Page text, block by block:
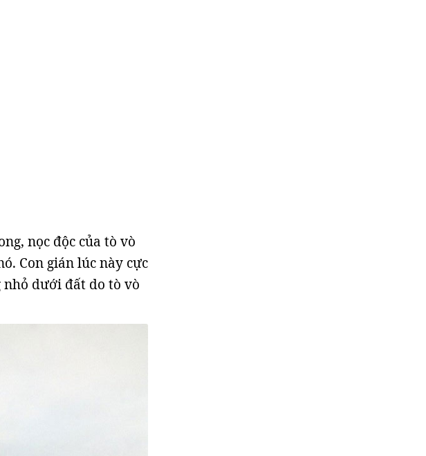
nọc độc của tò vò
Con gián lúc này cực
nhỏ dưới đất do tò vò